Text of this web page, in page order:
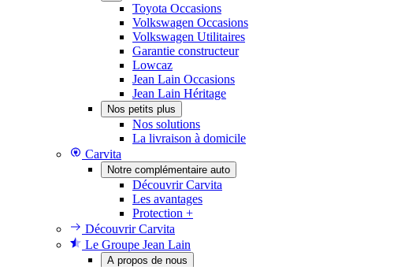
Toyota Occasions
Volkswagen Occasions
Volkswagen Utilitaires
Garantie constructeur
Lowcaz
Jean Lain Occasions
Jean Lain Héritage
Nos petits plus
Nos solutions
La livraison à domicile
Carvita
Notre complémentaire auto
Découvrir Carvita
Les avantages
Protection +
Découvrir Carvita
Le Groupe Jean Lain
A propos de nous